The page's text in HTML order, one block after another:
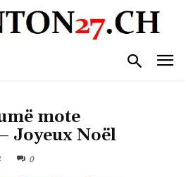
mote
Joyeux Noël
0